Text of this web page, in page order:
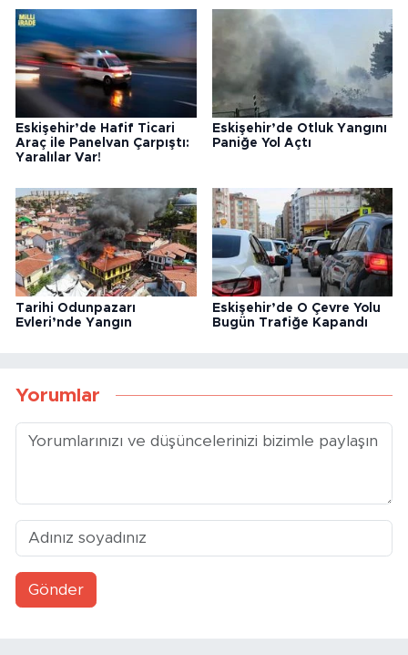
Eskişehir’de Hafif Ticari
Araç ile Panelvan Çarpıştı:
Yaralılar Var!
Eskişehir’de Otluk Yangını
Paniğe Yol Açtı
Tarihi Odunpazarı
Evleri’nde Yangın
Eskişehir’de O Çevre Yolu
Bugün Trafiğe Kapandı
Yorumlar
Gönder